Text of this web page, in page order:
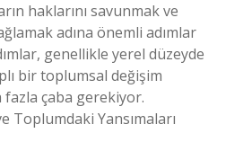
haklarını savunmak ve
adına önemli adımlar
genellikle yerel düzeyde
bir toplumsal değişim
fazla çaba gerekiyor.
Toplumdaki Yansımaları